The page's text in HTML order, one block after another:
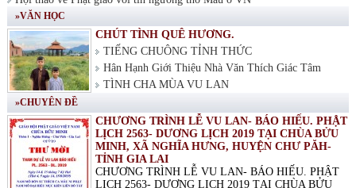
»VĂN HỌC
CHÚT TÌNH QUÊ HƯƠNG.
TIẾNG CHUÔNG TỈNH THỨC
Hân Hạnh Giới Thiệu Nhà Văn Thích Giác Tâm
TÌNH CHA MÙA VU LAN
»CHUYÊN ĐỀ
CHƯƠNG TRÌNH LỄ VU LAN- BÁO HIẾU. PHẬT
LỊCH 2563- DƯƠNG LỊCH 2019 TẠI CHÙA BỬU
MINH, XÃ NGHĨA HƯNG, HUYỆN CHƯ PĂH-
TỈNH GIA LAI
CHƯƠNG TRÌNH LỄ VU LAN- BÁO HIẾU. PHẬT
LỊCH 2563- DƯƠNG LỊCH 2019 TẠI CHÙA BỬU